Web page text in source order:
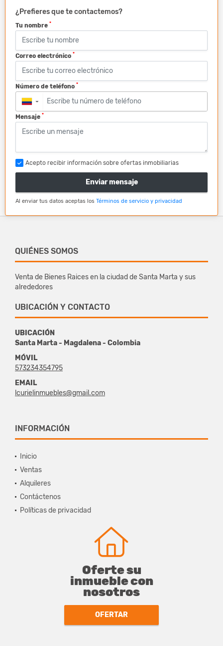
¿Prefieres que te contactemos?
Tu nombre *
Correo electrónico *
Número de teléfono *
▼
Mensaje *
Acepto recibir información sobre ofertas inmobiliarias
Enviar mensaje
Al enviar tus datos aceptas los Términos de servicio y privacidad
QUIÉNES SOMOS
Venta de Bienes Raices en la ciudad de Santa Marta y sus
alrededores
UBICACIÓN Y CONTACTO
UBICACIÓN
Santa Marta - Magdalena - Colombia
MÓVIL
573234354795
EMAIL
lcurielinmuebles@gmail.com
INFORMACIÓN
Inicio
Ventas
Alquileres
Contáctenos
Políticas de privacidad
Oferte su
inmueble con
nosotros
OFERTAR